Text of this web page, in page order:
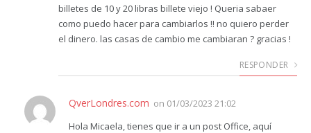
billetes de 10 y 20 libras billete viejo ! Queria sabaer
como puedo hacer para cambiarlos !! no quiero perder
el dinero. las casas de cambio me cambiaran ? gracias !
RESPONDER
QverLondres.com on 01/03/2023 21:02
Hola Micaela, tienes que ir a un post Office, aquí